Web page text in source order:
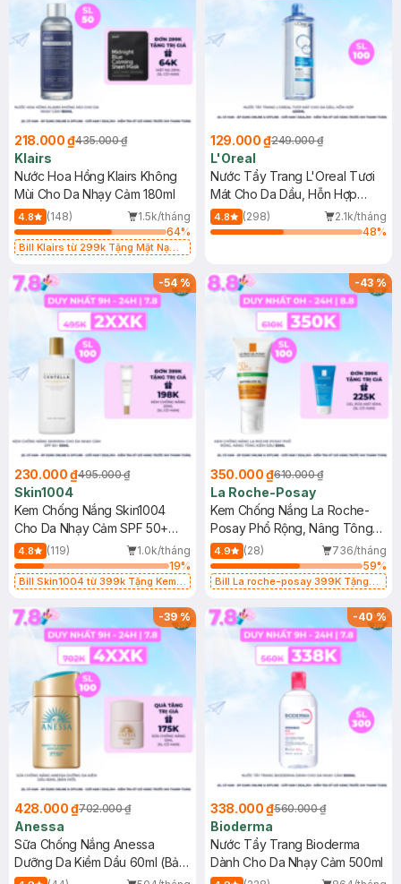
218.000 ₫435.000 ₫
Klairs
Nước Hoa Hồng Klairs Không
Mùi Cho Da Nhạy Cảm 180ml
4.8 (148)
1.5k/tháng
64%
Bill Klairs từ 299k Tặng Mặt Nạ
25ml (SL Có Hạn)
129.000 ₫249.000 ₫
L'Oreal
Nước Tẩy Trang L'Oreal Tươi
Mát Cho Da Dầu, Hỗn Hợp
400ml
4.8 (298)
2.1k/tháng
48%
-54%
230.000 ₫495.000 ₫
Skin1004
Kem Chống Nắng Skin1004
Cho Da Nhạy Cảm SPF 50+
50ml
4.8 (119)
1.0k/tháng
19%
Bill Skin1004 từ 399k Tặng Kem
SPF 50+ 20ml (SL Có Hạn)
-43%
350.000 ₫610.000 ₫
La Roche-Posay
Kem Chống Nắng La Roche-
Posay Phổ Rộng, Nâng Tông
Kiềm Dầu 50ml
4.9 (28)
736/tháng
59%
Bill La roche-posay 399K Tặng
(SL có hạn)
-39%
428.000 ₫702.000 ₫
Anessa
Sữa Chống Nắng Anessa
Dưỡng Da Kiềm Dầu 60ml (Bản
Mới)
-40%
338.000 ₫560.000 ₫
Bioderma
Nước Tẩy Trang Bioderma
Dành Cho Da Nhạy Cảm 500ml